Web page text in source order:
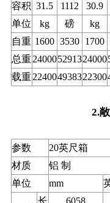
容积 31.5 1112 30.9
单位
kg 磅 kg
自重 1600 3530 1700
总重240005291324000
载重224004938322300
2.
参数 20英尺箱
材质
铝 制
单位
mm
长 6058